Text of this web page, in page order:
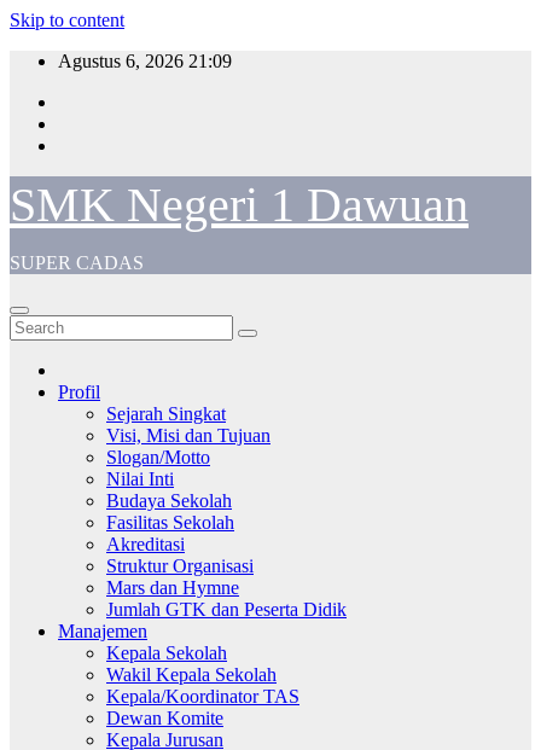
Skip to content
Agustus 6, 2026 21:09
SMK Negeri 1 Dawuan
SUPER CADAS
Profil
Sejarah Singkat
Visi, Misi dan Tujuan
Slogan/Motto
Nilai Inti
Budaya Sekolah
Fasilitas Sekolah
Akreditasi
Struktur Organisasi
Mars dan Hymne
Jumlah GTK dan Peserta Didik
Manajemen
Kepala Sekolah
Wakil Kepala Sekolah
Kepala/Koordinator TAS
Dewan Komite
Kepala Jurusan